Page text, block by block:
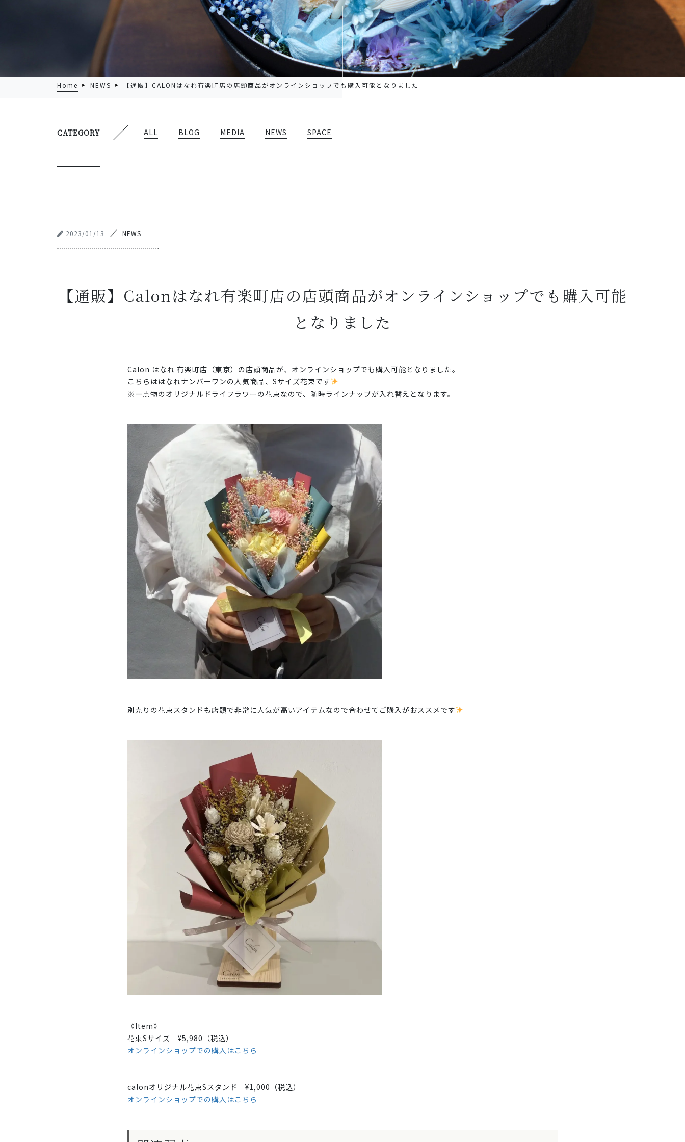
Home NEWS 【通販】CALONはなれ有楽町店の店頭商品がオンラインショップでも購入可能となりました
CATEGORY ALL BLOG MEDIA NEWS SPACE
2023/01/13 NEWS
【通販】Calonはなれ有楽町店の店頭商品がオンラインショップでも購入可能
となりました
Calon はなれ 有楽町店（東京）の店頭商品が、オンラインショップでも購入可能となりました。
こちらははなれナンバーワンの人気商品、Sサイズ花束です
※一点物のオリジナルドライフラワーの花束なので、随時ラインナップが入れ替えとなります。
別売りの花束スタンドも店頭で非常に人気が高いアイテムなので合わせてご購入がおススメです
《Item》
花束Sサイズ ¥5,980（税込）
オンラインショップでの購入はこちら
calonオリジナル花束Sスタンド ¥1,000（税込）
オンラインショップでの購入はこちら